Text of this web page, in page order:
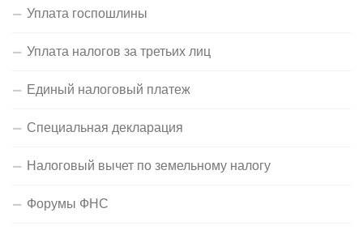
Уплата госпошлины
Уплата налогов за третьих лиц
Единый налоговый платеж
Специальная декларация
Налоговый вычет по земельному налогу
Форумы ФНС